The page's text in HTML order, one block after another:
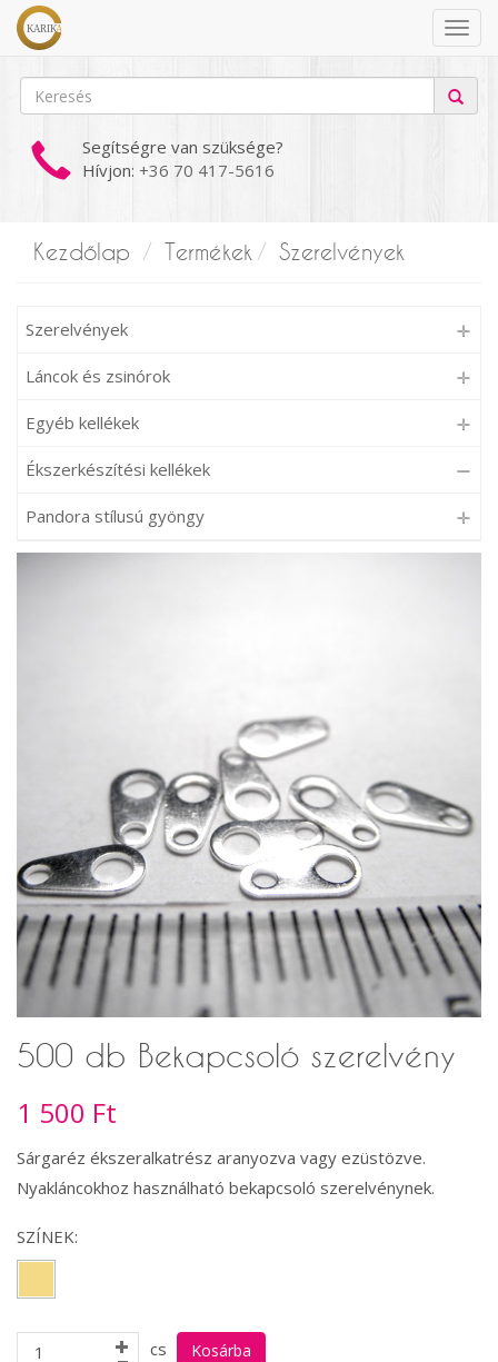
Segítségre van szüksége?
Hívjon: +36 70 417-5616
Kezdőlap Termékek Szerelvények
Szerelvények
Láncok és zsinórok
Egyéb kellékek
Ékszerkészítési kellékek
Pandora stílusú gyöngy
500 db Bekapcsoló szerelvény
1 500 Ft
Sárgaréz ékszeralkatrész aranyozva vagy ezüstözve.
Nyakláncokhoz használható bekapcsoló szerelvénynek.
SZÍNEK:
cs